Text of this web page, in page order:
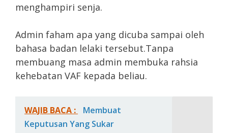
menghampiri senja.
Admin faham apa yang dicuba sampai oleh
bahasa badan lelaki tersebut.Tanpa
membuang masa admin membuka rahsia
kehebatan VAF kepada beliau.
WAJIB BACA :
Membuat
Keputusan Yang Sukar